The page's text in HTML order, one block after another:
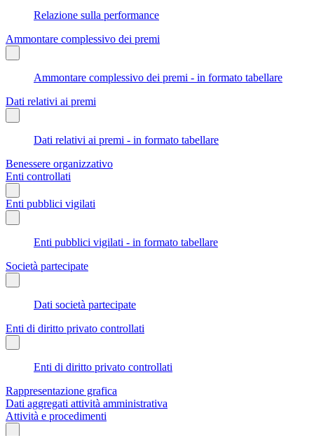
Relazione sulla performance
Ammontare complessivo dei premi
Ammontare complessivo dei premi - in formato tabellare
Dati relativi ai premi
Dati relativi ai premi - in formato tabellare
Benessere organizzativo
Enti controllati
Enti pubblici vigilati
Enti pubblici vigilati - in formato tabellare
Società partecipate
Dati società partecipate
Enti di diritto privato controllati
Enti di diritto privato controllati
Rappresentazione grafica
Dati aggregati attività amministrativa
Attività e procedimenti